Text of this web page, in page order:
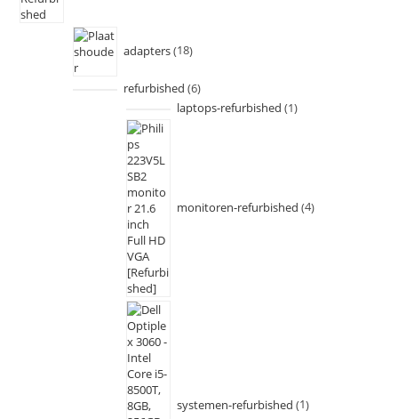
adapters 18
refurbished 6
laptops-refurbished 1
monitoren-refurbished 4
systemen-refurbished 1